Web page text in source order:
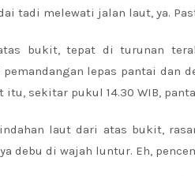
tadi melewati jalan laut, ya.
bukit, tepat di turunan
lepas pantai dan
itu, sekitar pukul 14.30 WIB,
laut dari atas bukit,
debu di wajah luntur. Eh,